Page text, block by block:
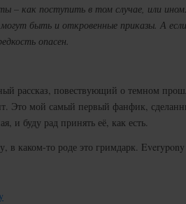
– как поступить в том случае, или
быть и откровенные приказы. А
опасен.
рассказ, повествующий о темном
Это мой самый первый фанфик,
и буду рад принять её, как есть.
в каком-то роде это гримдарк.